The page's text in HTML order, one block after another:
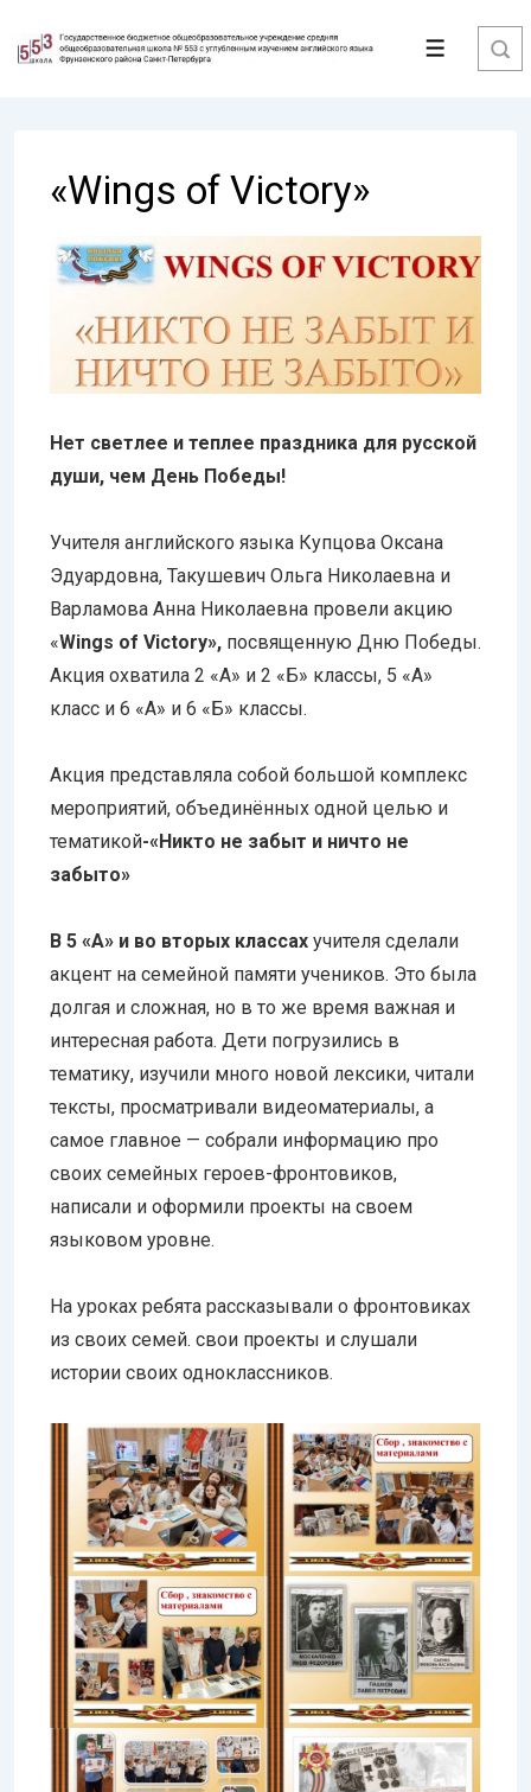
Перейти
Меню
«Wings of Victory»
Нет светлее и теплее праздника для русской
души, чем День Победы!
Учителя английского языка Купцова Оксана
Эдуардовна, Такушевич Ольга Николаевна и
Варламова Анна Николаевна провели акцию
«Wings of Victory», посвященную Дню Победы.
Акция охватила 2 «А» и 2 «Б» классы, 5 «А»
класс и 6 «А» и 6 «Б» классы.
Акция представляла собой большой комплекс
мероприятий, объединённых одной целью и
тематикой-«Никто не забыт и ничто не
забыто»
В 5 «А» и во вторых классах учителя сделали
акцент на семейной памяти учеников. Это была
долгая и сложная, но в то же время важная и
интересная работа. Дети погрузились в
тематику, изучили много новой лексики, читали
тексты, просматривали видеоматериалы, а
самое главное — собрали информацию про
своих семейных героев-фронтовиков,
написали и оформили проекты на своем
языковом уровне.
На уроках ребята рассказывали о фронтовиках
из своих семей. свои проекты и слушали
истории своих одноклассников.